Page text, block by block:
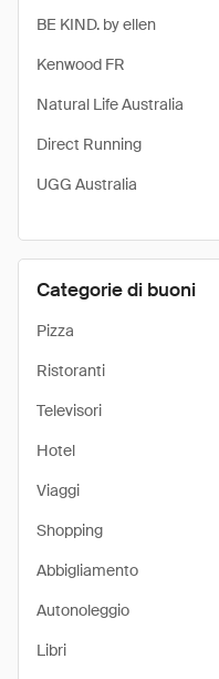
BE KIND. by ellen
Kenwood FR
Natural Life Australia
Direct Running
UGG Australia
Categorie di buoni
Pizza
Ristoranti
Televisori
Hotel
Viaggi
Shopping
Abbigliamento
Autonoleggio
Libri